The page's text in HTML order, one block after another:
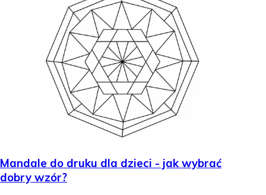
Mandale do druku dla dzieci - jak wybrać
dobry wzór?